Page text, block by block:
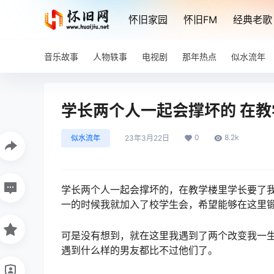
怀旧家园 怀旧FM 经典老歌
音乐故事 人物轶事 电视剧 那年热点 似水流年
学长两个人一起会撑坏的 在
似水流年 23年3月22日 0 8.2k
学长两个人一起会撑坏的，在教学楼里学长要了
一的时候我就加入了校学生会，希望能够在这里
可是没有想到，就在这里我遇到了两个改变我一
遇到什么样的男友都比不过他们了。